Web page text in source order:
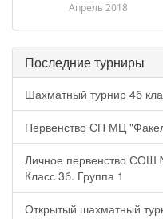
Апрель 2018
Последние турниры
Шахматный турнир 4б
Первенство СП МЦ
Личное первенство СОШ
Класс 3б. Группа 1
Открытый шахматный